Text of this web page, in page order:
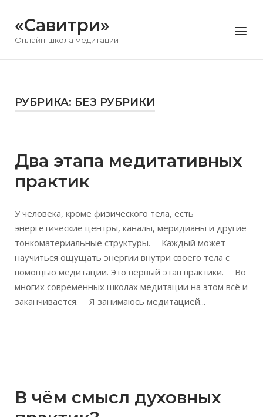
содержимому
«Савитри»
Онлайн-школа медитации
Меню
РУБРИКА: БЕЗ РУБРИКИ
Два этапа медитативных
практик
У человека, кроме физического тела, есть
энергетические центры, каналы, меридианы и другие
тонкоматериальные структуры. ⠀ Каждый может
научиться ощущать энергии внутри своего тела с
помощью медитации. Это первый этап практики. ⠀ Во
многих современных школах медитации на этом всё и
заканчивается. ⠀ Я занимаюсь медитацией...
В чём смысл духовных